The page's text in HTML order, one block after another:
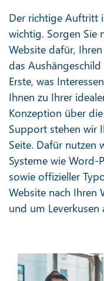
Der richtige Auftritt
wichtig. Sorgen Sie
Website dafür,
das
Erste, was
Ihnen zu Ihrer
Konzeption über
Support stehen wir
Seite. Dafür nutzen
Systeme wie Word-
sowie offizieller
Website nach Ihren
und um Leverkusen